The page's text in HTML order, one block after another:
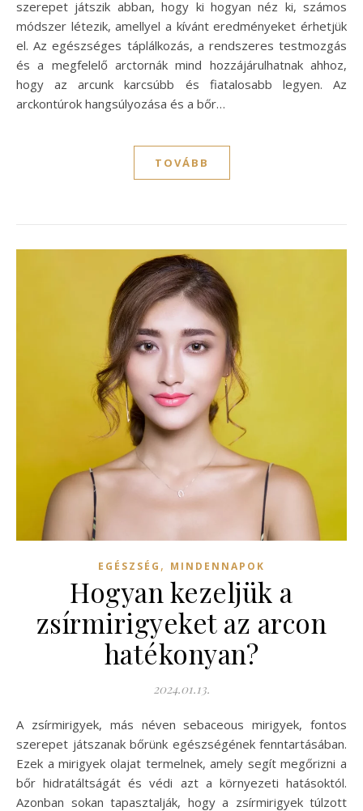
szerepet játszik abban, hogy ki hogyan néz ki, számos
módszer létezik, amellyel a kívánt eredményeket érhetjük
el. Az egészséges táplálkozás, a rendszeres testmozgás
és a megfelelő arctornák mind hozzájárulhatnak ahhoz,
hogy az arcunk karcsúbb és fiatalosabb legyen. Az
arckontúrok hangsúlyozása és a bőr…
TOVÁBB
EGÉSZSÉG , MINDENNAPOK
Hogyan kezeljük a
zsírmirigyeket az arcon
hatékonyan?
2024.01.13.
A zsírmirigyek, más néven sebaceous mirigyek, fontos
szerepet játszanak bőrünk egészségének fenntartásában.
Ezek a mirigyek olajat termelnek, amely segít megőrizni a
bőr hidratáltságát és védi azt a környezeti hatásoktól.
Azonban sokan tapasztalják, hogy a zsírmirigyek túlzott